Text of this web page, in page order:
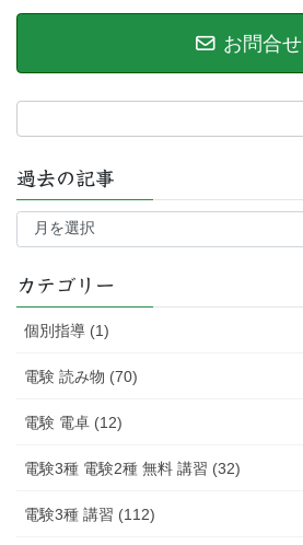
お問合せ
過去の記事
過
記
カテゴリー
個別指導 (1)
電験 読み物 (70)
電験 電卓 (12)
電験3種 電験2種 無料 講習 (32)
電験3種 講習 (112)